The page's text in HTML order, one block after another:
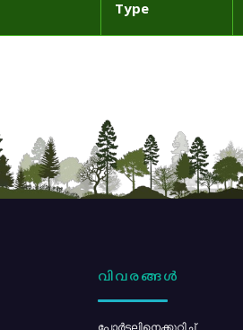
Type
വിവരങ്ങൾ
പോര്‍ട്ടലിനെക്കുറിച്ച്